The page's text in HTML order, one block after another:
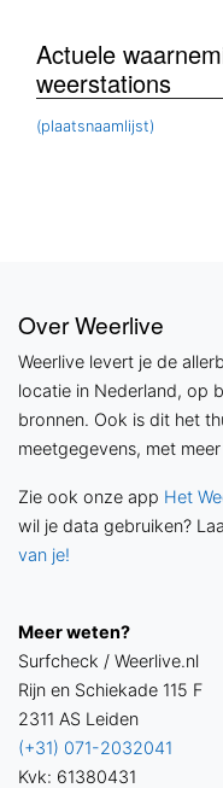
Actuele
weerstations
(plaatsnaamlijst)
Over Weerlive
Weerlive levert je de
locatie in Nederland, op
bronnen. Ook is dit het
meetgegevens, met
Zie ook onze app Het
wil je data gebruiken?
van je!
Meer weten?
Surfcheck / Weerlive.nl
Rijn en Schiekade 115 F
2311 AS Leiden
(+31) 071-2032041
Kvk: 61380431